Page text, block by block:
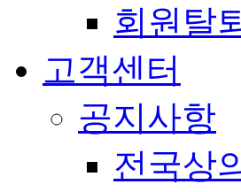
회원탈
고객센터
공지사항
전국상